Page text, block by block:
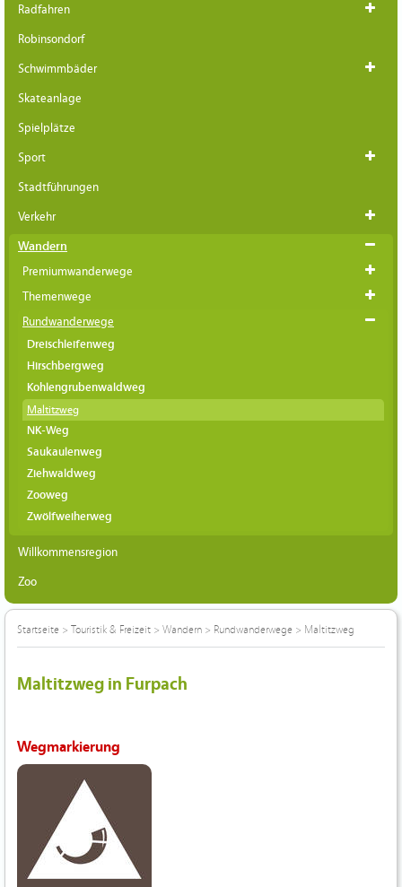
Radfahren
Robinsondorf
Schwimmbäder
Skateanlage
Spielplätze
Sport
Stadtführungen
Verkehr
Wandern
Premiumwanderwege
Themenwege
Rundwanderwege
Dreischleifenweg
Hirschbergweg
Kohlengrubenwaldweg
Maltitzweg
NK-Weg
Saukaulenweg
Ziehwaldweg
Zooweg
Zwölfweiherweg
Willkommensregion
Zoo
Startseite > Touristik & Freizeit > Wandern > Rundwanderwege > Maltitzweg
Maltitzweg in Furpach
Wegmarkierung